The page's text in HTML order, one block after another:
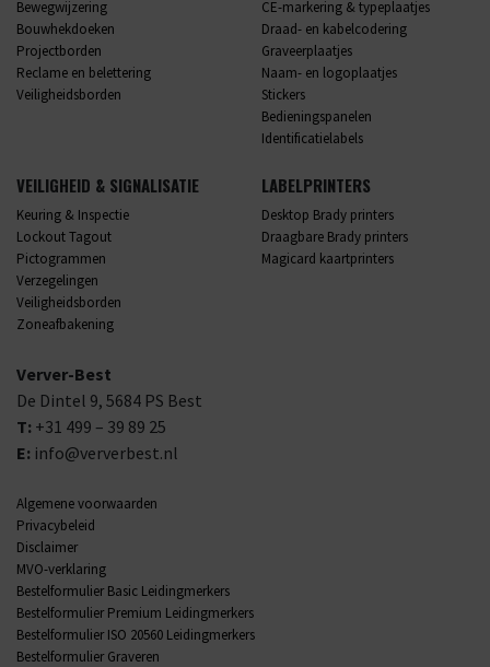
Bewegwijzering
Bouwhekdoeken
Projectborden
Reclame en belettering
Veiligheidsborden
CE-markering & typeplaatjes
Draad- en kabelcodering
Graveerplaatjes
Naam- en logoplaatjes
Stickers
Bedieningspanelen
Identificatielabels
VEILIGHEID & SIGNALISATIE
Keuring & Inspectie
Lockout Tagout
Pictogrammen
Verzegelingen
Veiligheidsborden
Zoneafbakening
LABELPRINTERS
Desktop Brady printers
Draagbare Brady printers
Magicard kaartprinters
Verver-Best
De Dintel 9, 5684 PS Best
T: +31 499 – 39 89 25
E: info@ververbest.nl
Algemene voorwaarden
Privacybeleid
Disclaimer
MVO-verklaring
Bestelformulier Basic Leidingmerkers
Bestelformulier Premium Leidingmerkers
Bestelformulier ISO 20560 Leidingmerkers
Bestelformulier Graveren